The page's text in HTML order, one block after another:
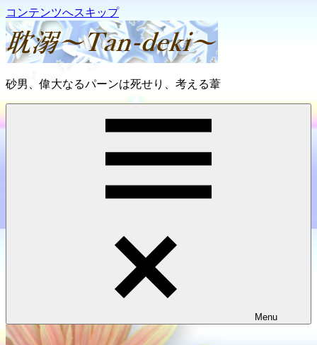
コンテンツへスキップ
耽
砂男、偉大なるパーンは死せり、考える葦
Menu